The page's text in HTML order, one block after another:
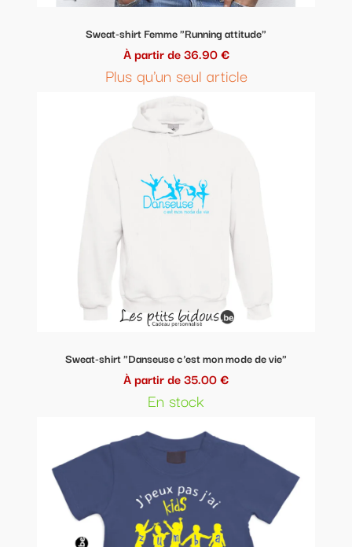
Sweat-shirt Femme "Running attitude"
À partir de 36.90 €
Plus qu'un seul article
Sweat-shirt "Danseuse c'est mon mode de vie"
À partir de 35.00 €
En stock